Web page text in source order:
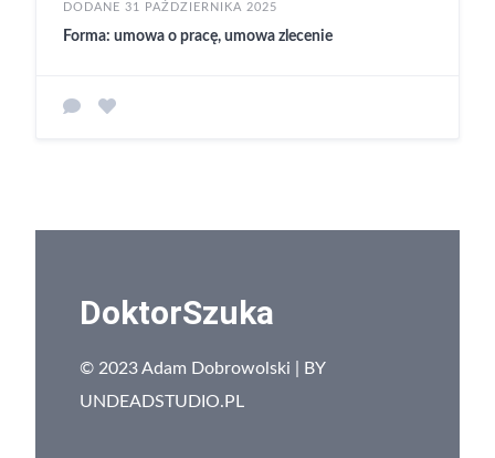
DODANE 31 PAŹDZIERNIKA 2025
Forma: umowa o pracę, umowa zlecenie
DoktorSzuka
© 2023 Adam Dobrowolski | BY
UNDEADSTUDIO.PL